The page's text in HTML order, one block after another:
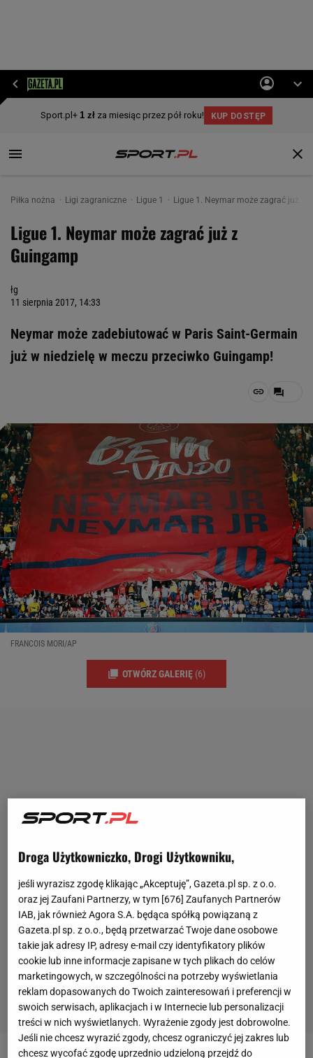
Piłka nożna Ligi zagraniczne Ligue 1 Ligue 1. Neymar może zagrać już z
Ligue 1. Neymar może zagrać już z
Guingamp
łg
11 sierpnia 2017, 14:33
Neymar może zadebiutować w Paris Saint-Germain
już w niedzielę w meczu przeciwko Guingamp!
FRANCOIS MORI/AP
OTWÓRZ GALERIĘ (6)
Droga Użytkowniczko, Drogi Użytkowniku,
jeśli wyrazisz zgodę klikając „Akceptuję”, Gazeta.pl sp. z o.o.
oraz jej Zaufani Partnerzy, w tym [676] Zaufanych Partnerów
IAB, jak również Agora S.A. będąca spółką powiązaną z
Gazeta.pl sp. z o.o., będą przetwarzać Twoje dane osobowe
takie jak adresy IP, adresy e-mail czy identyfikatory plików
cookie lub inne informacje zapisane w tych plikach do celów
marketingowych, w szczególności na potrzeby wyświetlania
reklam dopasowanych do Twoich zainteresowań i preferencji w
swoich serwisach, aplikacjach i w Internecie lub personalizacji
treści w nich wyświetlanych. Wyrażenie zgody jest dobrowolne.
Jeśli nie chcesz wyrazić zgody, chcesz ograniczyć jej zakres lub
chcesz wycofać zgodę uprzednio udzieloną przejdź do